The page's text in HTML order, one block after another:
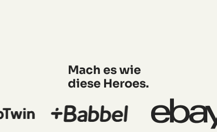
Mach es wie
diese Heroes.